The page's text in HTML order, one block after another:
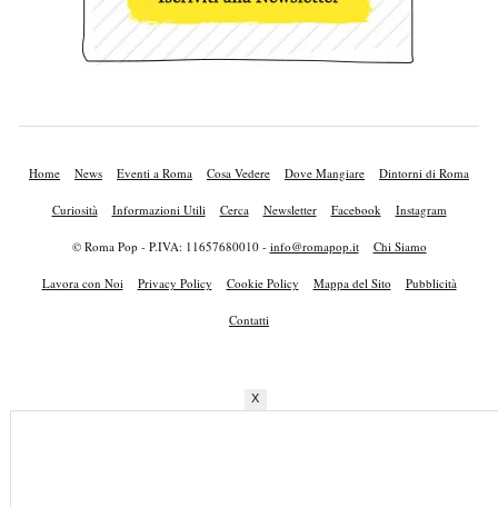
Home News Eventi a Roma Cosa Vedere Dove Mangiare Dintorni di Roma
Curiosità Informazioni Utili Cerca Newsletter Facebook Instagram
© Roma Pop - P.IVA: 11657680010 - info@romapop.it Chi Siamo
Lavora con Noi Privacy Policy Cookie Policy Mappa del Sito Pubblicità
Contatti
X